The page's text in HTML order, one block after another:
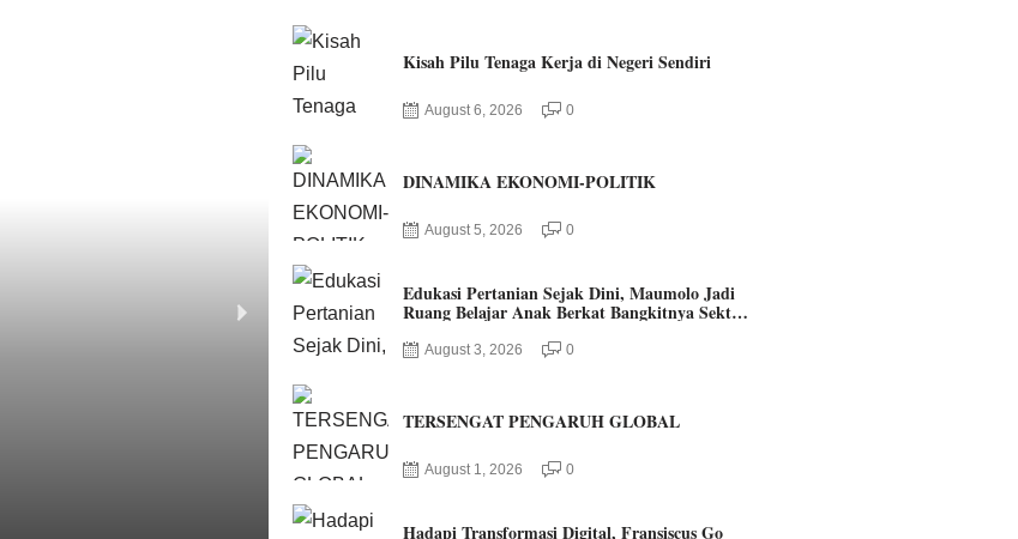
Kisah Pilu Tenaga Kerja di Negeri Sendiri
August 6, 2026 0
DINAMIKA EKONOMI-POLITIK
August 5, 2026 0
Edukasi Pertanian Sejak Dini, Maumolo Jadi
Ruang Belajar Anak Berkat Bangkitnya Sektor
August 3, 2026 0
TERSENGAT PENGARUH GLOBAL
August 1, 2026 0
Hadapi Transformasi Digital, Fransiscus Go